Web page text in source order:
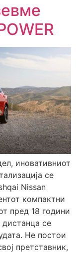
иновативниот
се
Nissan
компактни
пред 18 години
се
Не постои
претставник,